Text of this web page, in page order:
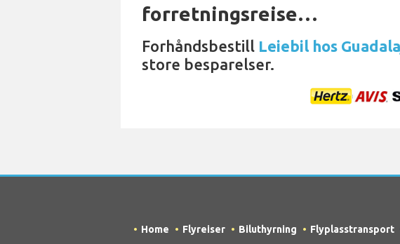
forretningsreise…
Forhåndsbestill Leiebil hos
store besparelser.
Home Flyreiser Biluthyrning Flyplasstransport